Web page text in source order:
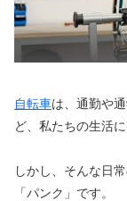
自転車は、通勤や
ど、私たちの生活
しかし、そんな日
「パンク」です。